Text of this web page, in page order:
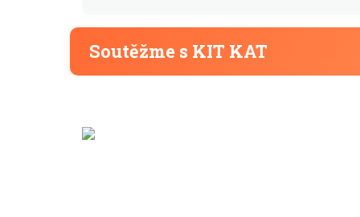
Soutěžme s KIT KAT